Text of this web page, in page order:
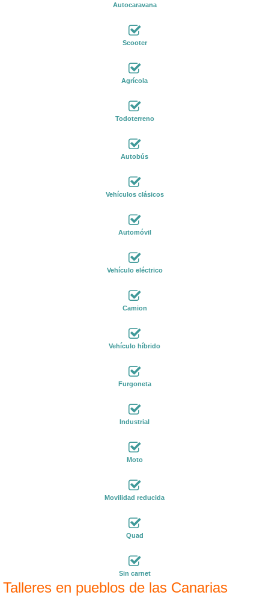
Autocaravana
Scooter
Agrícola
Todoterreno
Autobús
Vehículos clásicos
Automóvil
Vehículo eléctrico
Camion
Vehículo híbrido
Furgoneta
Industrial
Moto
Movilidad reducida
Quad
Sin carnet
Talleres en pueblos de las Canarias